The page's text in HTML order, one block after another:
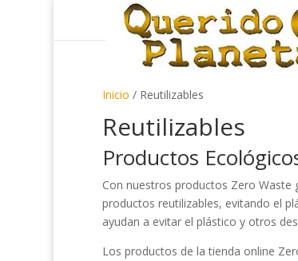
Inicio / Reutilizables
Reutilizables
Productos
Con nuestros productos Zero
productos reutilizables, evitando el
ayudan a evitar el plástico y otros
Los productos de la tienda online